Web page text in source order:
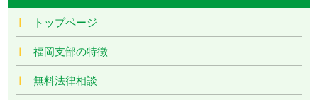
トップページ
福岡支部の特徴
無料法律相談